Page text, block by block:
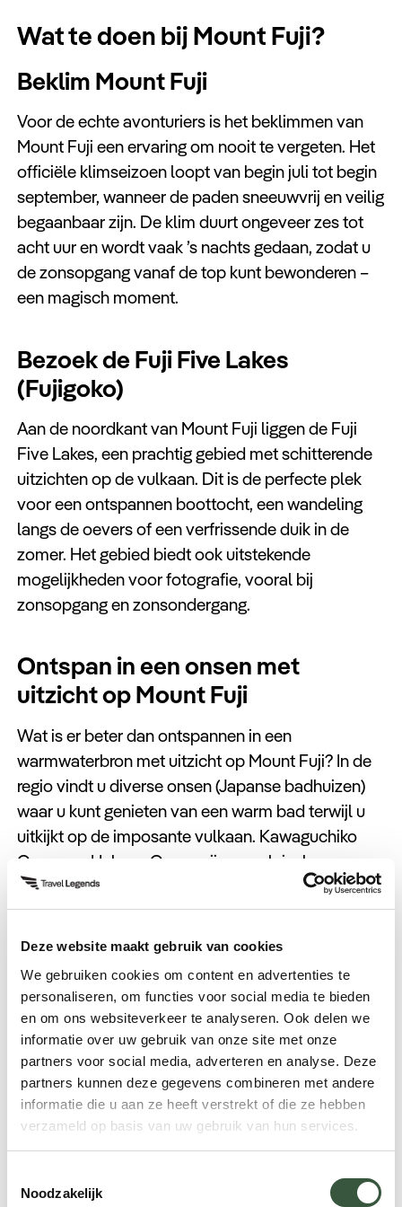
Deze website maakt gebruik van cookies
We gebruiken cookies om content en advertenties te
personaliseren, om functies voor social media te bieden
en om ons websiteverkeer te analyseren. Ook delen we
informatie over uw gebruik van onze site met onze
partners voor social media, adverteren en analyse. Deze
partners kunnen deze gegevens combineren met andere
informatie die u aan ze heeft verstrekt of die ze hebben
verzameld op basis van uw gebruik van hun services.
Noodzakelijk
Wat te doen bij Mount Fuji?
Beklim Mount Fuji
Voor de echte avonturiers is het beklimmen van
Mount Fuji een ervaring om nooit te vergeten. Het
officiële klimseizoen loopt van begin juli tot begin
september, wanneer de paden sneeuwvrij en veilig
begaanbaar zijn. De klim duurt ongeveer zes tot
acht uur en wordt vaak ’s nachts gedaan, zodat u
de zonsopgang vanaf de top kunt bewonderen –
een magisch moment.
Bezoek de Fuji Five Lakes
(Fujigoko)
Aan de noordkant van Mount Fuji liggen de Fuji
Five Lakes, een prachtig gebied met schitterende
uitzichten op de vulkaan. Dit is de perfecte plek
voor een ontspannen boottocht, een wandeling
langs de oevers of een verfrissende duik in de
zomer. Het gebied biedt ook uitstekende
mogelijkheden voor fotografie, vooral bij
zonsopgang en zonsondergang.
Ontspan in een onsen met
uitzicht op Mount Fuji
Wat is er beter dan ontspannen in een
warmwaterbron met uitzicht op Mount Fuji? In de
regio vindt u diverse onsen (Japanse badhuizen)
waar u kunt genieten van een warm bad terwijl u
uitkijkt op de imposante vulkaan. Kawaguchiko
Onsen en Hakone Onsen zijn populaire keuzes
voor deze unieke ervaring.
Bezoek de Chureito Pagode
Wilt u dé ansichtkaartfoto van Mount Fuji maken?
Dan is de Chureito Pagode de perfecte locatie.
Deze rode pagode, met de vulkaan op de
achtergrond, is vooral in de lente en herfst
adembenemend mooi. Het uitzicht vanaf de top
van de trap is elke klim waard.